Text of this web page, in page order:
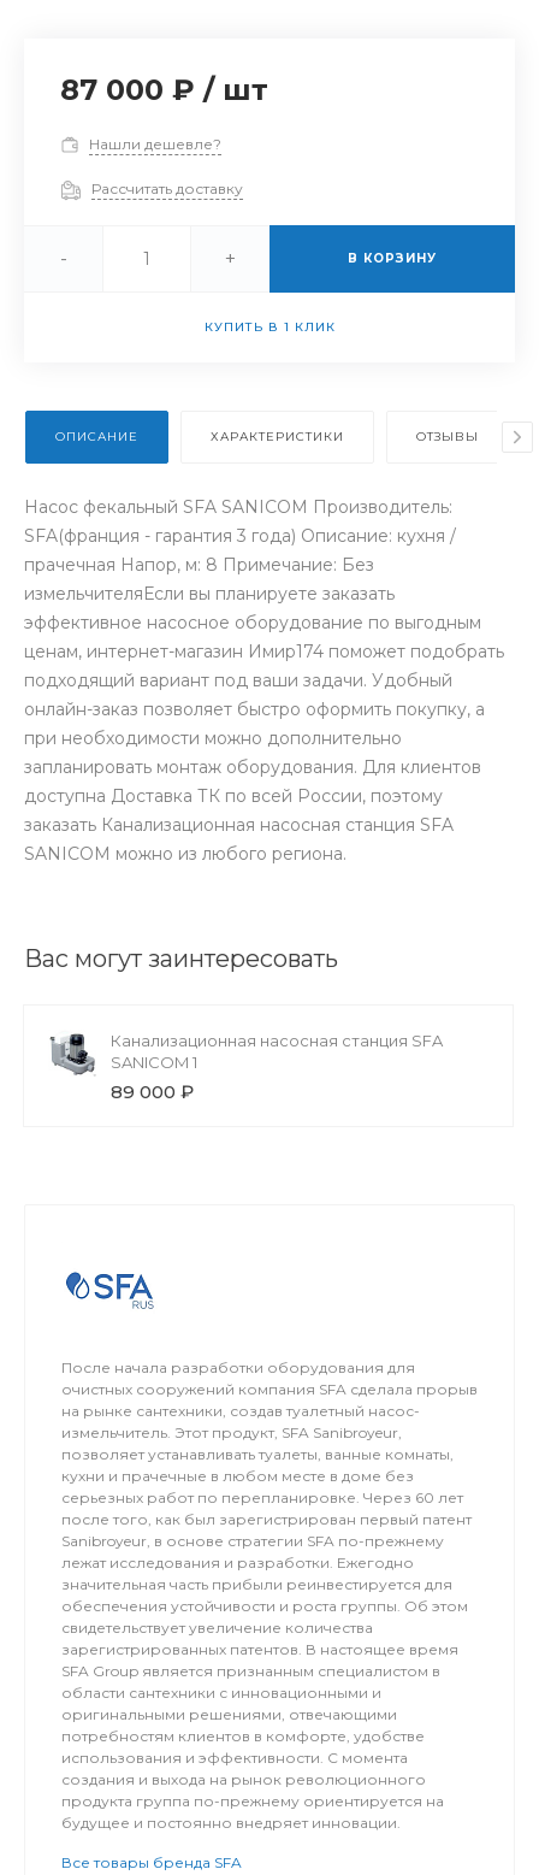
87 000 ₽ / шт
Нашли дешевле?
Рассчитать доставку
- + В КОРЗИНУ
КУПИТЬ В 1 КЛИК
ОПИСАНИЕ ХАРАКТЕРИСТИКИ ОТЗЫВЫ
Насос фекальный SFA SANICOM Производитель:
SFA(франция - гарантия 3 года) Описание: кухня /
прачечная Напор, м: 8 Примечание: Без
измельчителяЕсли вы планируете заказать
эффективное насосное оборудование по выгодным
ценам, интернет-магазин Имир174 поможет подобрать
подходящий вариант под ваши задачи. Удобный
онлайн-заказ позволяет быстро оформить покупку, а
при необходимости можно дополнительно
запланировать монтаж оборудования. Для клиентов
доступна Доставка ТК по всей России, поэтому
заказать Канализационная насосная станция SFA
SANICOM можно из любого региона.
Вас могут заинтересовать
Канализационная насосная станция SFA
SANICOM 1
89 000 ₽
После начала разработки оборудования для
очистных сооружений компания SFA сделала прорыв
на рынке сантехники, создав туалетный насос-
измельчитель. Этот продукт, SFA Sanibroyeur,
позволяет устанавливать туалеты, ванные комнаты,
кухни и прачечные в любом месте в доме без
серьезных работ по перепланировке. Через 60 лет
после того, как был зарегистрирован первый патент
Sanibroyeur, в основе стратегии SFA по-прежнему
лежат исследования и разработки. Ежегодно
значительная часть прибыли реинвестируется для
обеспечения устойчивости и роста группы. Об этом
свидетельствует увеличение количества
зарегистрированных патентов. В настоящее время
SFA Group является признанным специалистом в
области сантехники с инновационными и
оригинальными решениями, отвечающими
потребностям клиентов в комфорте, удобстве
использования и эффективности. С момента
создания и выхода на рынок революционного
продукта группа по-прежнему ориентируется на
будущее и постоянно внедряет инновации.
Все товары бренда SFA